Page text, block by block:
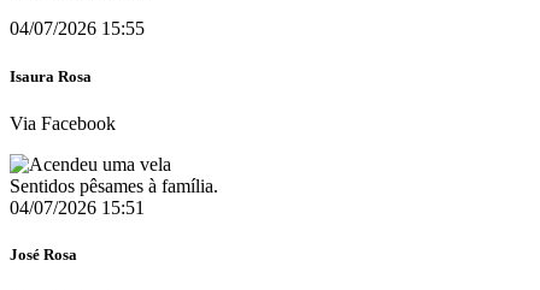
04/07/2026 15:55
Isaura Rosa
Via Facebook
Sentidos pêsames à família.
04/07/2026 15:51
José Rosa